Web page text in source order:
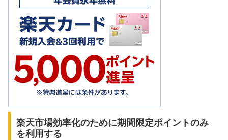
楽天市場効率化のために期間限定ポイントのみ
を利用する